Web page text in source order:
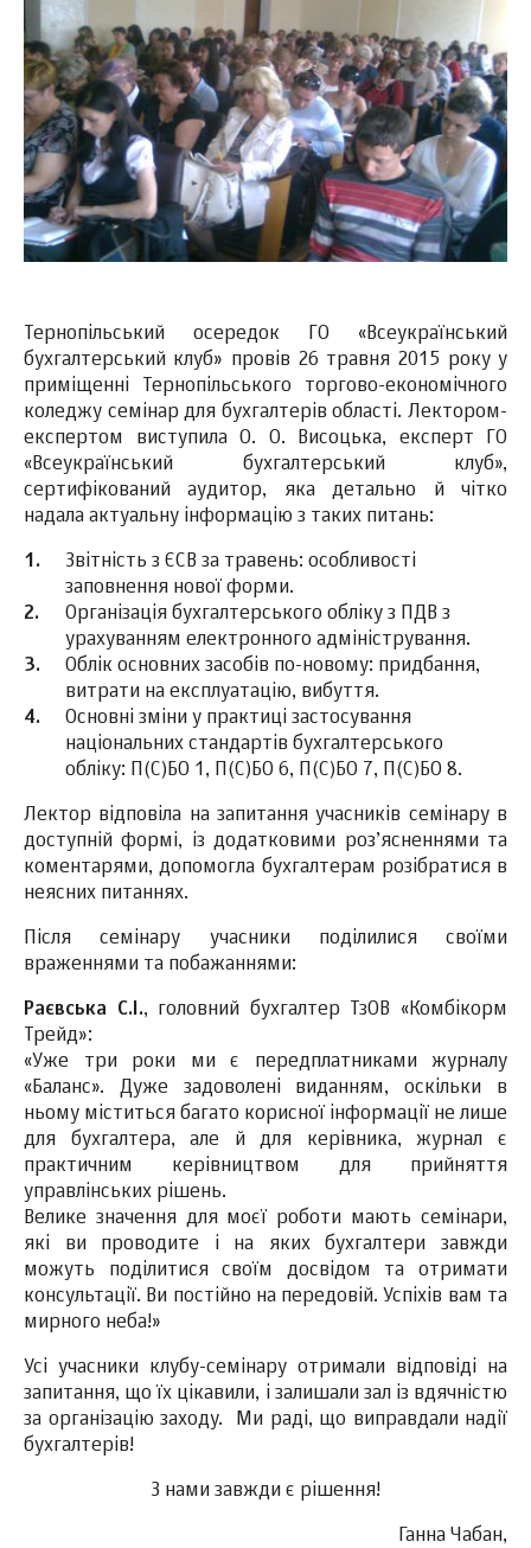
Тернопільський осередок ГО «Всеукраїнський
бухгалтерський клуб» провів 26 травня 2015 року у
приміщенні Тернопільського торгово-економічного
коледжу семінар для бухгалтерів області. Лектором-
експертом виступила О. О. Висоцька, експерт ГО
«Всеукраїнський бухгалтерський клуб»,
сертифікований аудитор, яка детально й чітко
надала актуальну інформацію з таких питань:
Звітність з ЄСВ за травень: особливості
заповнення нової форми.
Організація бухгалтерського обліку з ПДВ з
урахуванням електронного адміністрування.
Облік основних засобів по-новому: придбання,
витрати на експлуатацію, вибуття.
Основні зміни у практиці застосування
національних стандартів бухгалтерського
обліку: П(С)БО 1, П(С)БО 6, П(С)БО 7, П(С)БО 8.
Лектор відповіла на запитання учасників семінару в
доступній формі, із додатковими роз’ясненнями та
коментарями, допомогла бухгалтерам розібратися в
неясних питаннях.
Після семінару учасники поділилися своїми
враженнями та побажаннями:
Раєвська С.І., головний бухгалтер ТзОВ «Комбікорм
Трейд»:
«Уже три роки ми є передплатниками журналу
«Баланс». Дуже задоволені виданням, оскільки в
ньому міститься багато корисної інформації не лише
для бухгалтера, але й для керівника, журнал є
практичним керівництвом для прийняття
управлінських рішень.
Велике значення для моєї роботи мають семінари,
які ви проводите і на яких бухгалтери завжди
можуть поділитися своїм досвідом та отримати
консультації. Ви постійно на передовій. Успіхів вам та
мирного неба!»
Усі учасники клубу-семінару отримали відповіді на
запитання, що їх цікавили, і залишали зал із вдячністю
за організацію заходу. Ми раді, що виправдали надії
бухгалтерів!
З нами завжди є рішення!
Ганна Чабан,